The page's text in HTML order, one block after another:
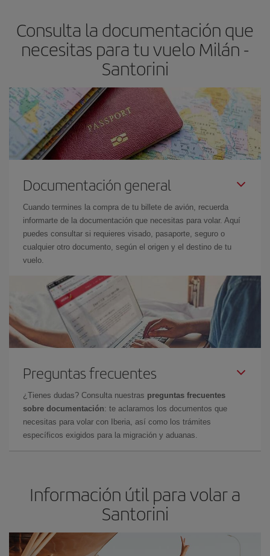
Consulta la documentación que
necesitas para tu vuelo Milán -
Santorini
Documentación general
Cuando termines la compra de tu billete de avión, recuerda
informarte de la documentación que necesitas para volar. Aquí
puedes consultar si requieres visado, pasaporte, seguro o
cualquier otro documento, según el origen y el destino de tu
vuelo.
Preguntas frecuentes
¿Tienes dudas? Consulta nuestras preguntas frecuentes
sobre documentación: te aclaramos los documentos que
necesitas para volar con Iberia, así como los trámites
específicos exigidos para la migración y aduanas.
Información útil para volar a
Santorini